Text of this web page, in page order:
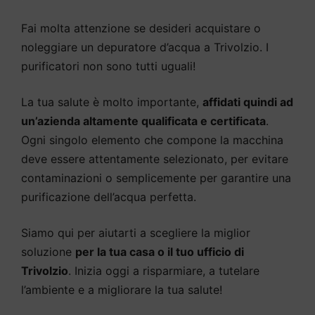
Fai molta attenzione se desideri acquistare o
noleggiare un depuratore d’acqua a Trivolzio. I
purificatori non sono tutti uguali!
La tua salute è molto importante, affidati quindi ad
un’azienda altamente qualificata e certificata.
Ogni singolo elemento che compone la macchina
deve essere attentamente selezionato, per evitare
contaminazioni o semplicemente per garantire una
purificazione dell’acqua perfetta.
Siamo qui per aiutarti a scegliere la miglior
soluzione per la tua casa o il tuo ufficio di
Trivolzio. Inizia oggi a risparmiare, a tutelare
l’ambiente e a migliorare la tua salute!